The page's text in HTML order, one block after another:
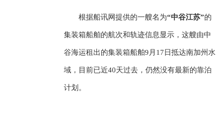
根据船讯网提供的一艘名为“中谷江苏”的
集装箱船舶的航次和轨迹信息显示，这艘由中
谷海运租出的集装箱船舶9月17日抵达南加州水
域，目前已近40天过去，仍然没有最新的靠泊
计划。